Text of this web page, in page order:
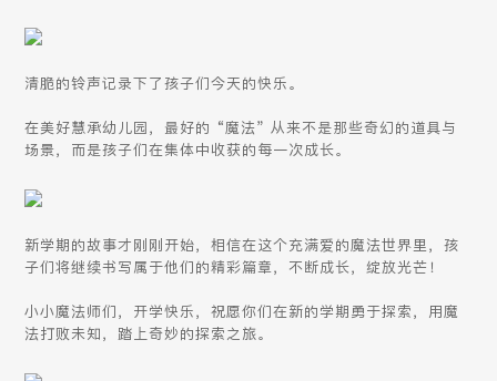
清脆的铃声记录下了孩子们今天的快乐。
在美好慧承幼儿园，最好的 “魔法” 从来不是那些奇幻的道具与
场景，而是孩子们在集体中收获的每一次成长。
新学期的故事才刚刚开始，相信在这个充满爱的魔法世界里，孩
子们将继续书写属于他们的精彩篇章，不断成长，绽放光芒！
小小魔法师们，开学快乐，祝愿你们在新的学期勇于探索，用魔
法打败未知，踏上奇妙的探索之旅。